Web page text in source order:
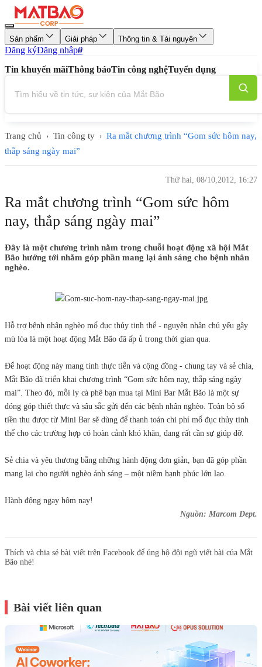
Sản phẩm Giải pháp Thông tin & Tài nguyên
Đăng kýĐăng nhập0
Tin khuyến mãiThông báoTin công nghệTuyển dụng
Trang chủ › Tin công ty › Ra mắt chương trình “Gom sức hôm nay,
thắp sáng ngày mai”
Thứ hai, 08/10,2012, 16:27
Ra mắt chương trình “Gom sức hôm
nay, thắp sáng ngày mai”
Đây là một chương trình nằm trong chuỗi hoạt động xã hội Mắt
Bão hướng tới nhằm góp phần mang lại ánh sáng cho bệnh nhân
nghèo.
Hỗ trợ bệnh nhân nghèo mổ đục thủy tinh thể - nguyên nhân chủ yếu gây
mù lòa là một hoạt động Mắt Bão đã ấp ủ trong thời gian qua.
Để hoạt động này mang tính thực tiễn và cộng đồng - chung tay và sẻ chia,
Mắt Bão đã triển khai chương trình “Gom sức hôm nay, thắp sáng ngày
mai”. Theo đó, mỗi ly cà phê bạn mua tại Mini Bar Mắt Bão là một sự
đóng góp thiết thực và sâu sắc gửi đến các bệnh nhân nghèo. Toàn bộ số
tiền thu được từ Mini Bar sẽ dùng để thanh toán chi phí mổ đục thủy tinh
thể cho các trường hợp có hoàn cảnh khó khăn, đang rất cần sự giúp đỡ.
Sẻ chia và yêu thương bằng những hành động đơn giản, bạn đã góp phần
mang lại cho người nghèo ánh sáng – một niềm hạnh phúc lớn lao.
Hành động ngay hôm nay!
Nguồn: Marcom Dept.
Thích và chia sẻ bài viết trên Facebook để ủng hộ đội ngũ viết bài của Mắt
Bão nhé!
Bài viết liên quan